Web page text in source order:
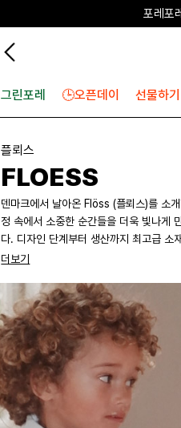
포레
그린포레 🕒오픈데이 선물하기
플뢰스
FLOESS
덴마크에서 날아온 Flöss (플뢰스)를 소개합니다. 아이들의 순수한 순간과 특별한 기억에서 영
정 속에서 소중한 순간들을 더욱 빛나게
다. 디자인 단계부터 생산까지 최고급 소
제작됩니다. 플뢰스는 어린 시절이 가장 소중한 시간이라고 믿으며, 이러한 가치를 브랜드 디자인에 그대로 담아
Autumn Adventures
이번 AW25 시즌, Flöss (플뢰스)는 어린 시절
과 사랑스러운 하트 모티브, 클래식한 실
장 아늑한 순간을 더욱 특별하게 만들어 줍니다. 갓 구운 달콤한 간식을 맛보고, 친구들과 웃음을
사람들과 함께 둘러앉아 시간을 보내는
며, 어린 시절의 특별한 추억을 소중하게 간직할 수 있도록 합니다.
보이는 이번 컬렉션은, 아이들이 계절의
다.
더보기